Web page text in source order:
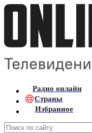
Радио онлайн
Страны
Избранное